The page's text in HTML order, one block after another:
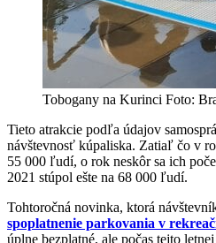
Tobogany na Kurinci Foto:
Tieto atrakcie podľa údajov
návštevnosť kúpaliska. Zatiaľ čo v
55 000 ľudí, o rok neskôr sa ich
2021 stúpol ešte na 68 000 ľudí.
Tohtoročná novinka, ktorá
spoplatnenie parkovania v
úplne bezplatné, ale počas tejto